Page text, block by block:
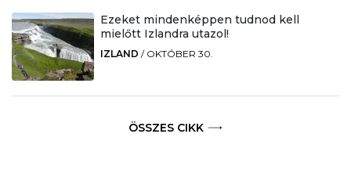
Ezeket mindenképpen tudnod kell
mielőtt Izlandra utazol!
IZLAND / OKTÓBER 30.
ÖSSZES CIKK